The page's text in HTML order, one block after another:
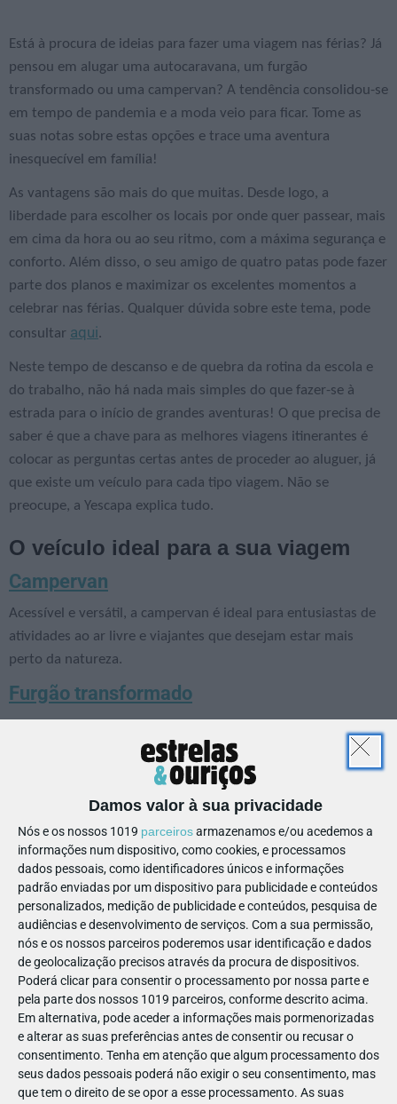
Damos valor à sua privacidade
Nós e os nossos 1019 parceirosarmazenamos e/ou acedemos a
informações num dispositivo, como cookies, e processamos
dados pessoais, como identificadores únicos e informações
padrão enviadas por um dispositivo para publicidade e conteúdos
personalizados, medição de publicidade e conteúdos, pesquisa de
audiências e desenvolvimento de serviços. Com a sua permissão,
nós e os nossos parceiros poderemos usar identificação e dados
de geolocalização precisos através da procura de dispositivos.
Poderá clicar para consentir o processamento por nossa parte e
pela parte dos nossos 1019 parceiros, conforme descrito acima.
Em alternativa, pode aceder a informações mais pormenorizadas
e alterar as suas preferências antes de consentir ou recusar o
consentimento. Tenha em atenção que algum processamento dos
seus dados pessoais poderá não exigir o seu consentimento, mas
que tem o direito de se opor a esse processamento. As suas
Está à procura de ideias para fazer uma viagem nas férias? Já
pensou em alugar uma autocaravana, um furgão
transformado ou uma campervan? A tendência consolidou-se
em tempo de pandemia e a moda veio para ficar. Tome as
suas notas sobre estas opções e trace uma aventura
inesquecível em família!
As vantagens são mais do que muitas. Desde logo, a
liberdade para escolher os locais por onde quer passear, mais
em cima da hora ou ao seu ritmo, com a máxima segurança e
conforto. Além disso, o seu amigo de quatro patas pode fazer
parte dos planos e maximizar os excelentes momentos a
celebrar nas férias. Qualquer dúvida sobre este tema, pode
consultar aqui.
Neste tempo de descanso e de quebra da rotina da escola e
do trabalho, não há nada mais simples do que fazer-se à
estrada para o início de grandes aventuras! O que precisa de
saber é que a chave para as melhores viagens itinerantes é
colocar as perguntas certas antes de proceder ao aluguer, já
que existe um veículo para cada tipo viagem. Não se
preocupe, a Yescapa explica tudo.
O veículo ideal para a sua viagem
Campervan
Acessível e versátil, a campervan é ideal para entusiastas de
atividades ao ar livre e viajantes que desejam estar mais
perto da natureza.
Furgão transformado
em família, levando-o a qualquer lugar e acrescentando um
lado prático e descontraído à sua experiência.
Autocaravana Perfilada
Este veículo compacto tem todo o equipamento necessário.
Com a sua forma aerodinâmica, é mais amigo do planeta e da
sua carteira!
Autocaravana capucino
Um veículo familiar que o deixa provar o verdadeiro sabor da
liberdade, que simplifica e aumenta a autonomia das suas
escapadelas, com o máximo do conforto. Uma coisa é certa:
as crianças vão adorar!